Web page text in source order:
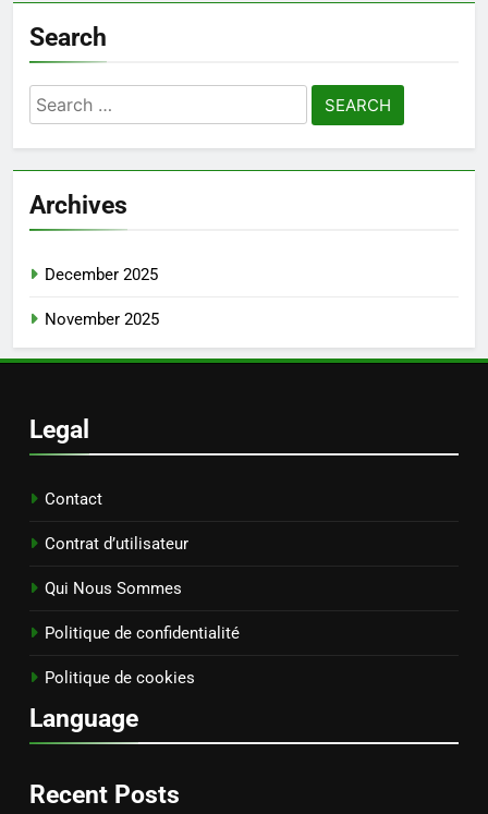
Search
Search
for:
Archives
December 2025
November 2025
Legal
Contact
Contrat d’utilisateur
Qui Nous Sommes
Politique de confidentialité
Politique de cookies
Language
Recent Posts